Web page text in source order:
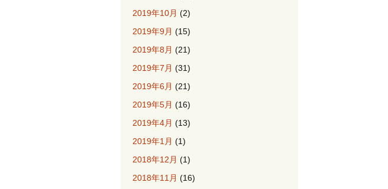
2019年10月 (2)
2019年9月 (15)
2019年8月 (21)
2019年7月 (31)
2019年6月 (21)
2019年5月 (16)
2019年4月 (13)
2019年1月 (1)
2018年12月 (1)
2018年11月 (16)